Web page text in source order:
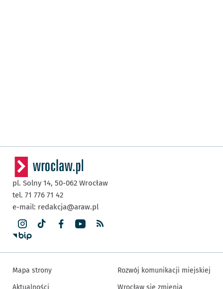
pl. Solny 14, 50-062 Wrocław
tel. 71 776 71 42
e-mail: redakcja@araw.pl
Mapa strony
Aktualności
Rozwój komunikacji miejskiej
Wrocław się zmienia